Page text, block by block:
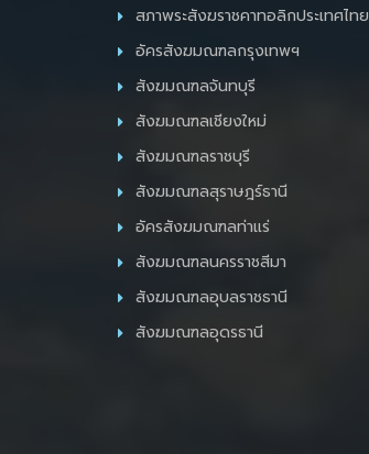
สภาพระสังฆราชคาทอลิกประเทศไทย
อัครสังฆมณฑลกรุงเทพฯ
สังฆมณฑลจันทบุรี
สังฆมณฑลเชียงใหม่
สังฆมณฑลราชบุรี
สังฆมณฑลสุราษฎร์ธานี
อัครสังฆมณฑลท่าแร่
สังฆมณฑลนครราชสีมา
สังฆมณฑลอุบลราชธานี
สังฆมณฑลอุดรธานี